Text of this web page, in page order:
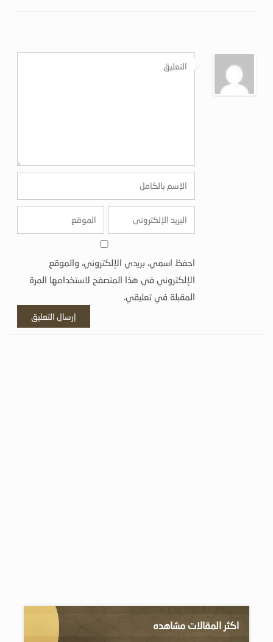
احفظ اسمي، بريدي الإلكتروني، والموقع
الإلكتروني في هذا المتصفح لاستخدامها المرة
المقبلة في تعليقي.
اكثر المقالات مشاهده